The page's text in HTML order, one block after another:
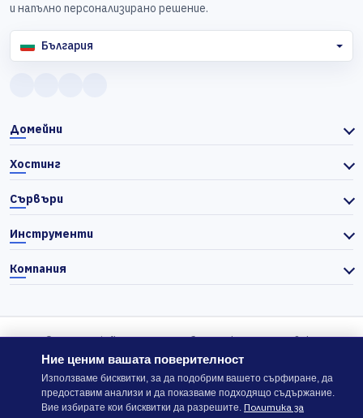
и напълно персонализирано решение.
България
Домейни
Хостинг
Сървъри
Инструменти
Компания
© 2026 Actiefhost. Съгласно българското търговско
законодателство цените в сайта се показват без ДДС, а ДДС се
изчислява отделно при завършване на поръчката, когато е
приложимо.
Ние ценим вашата поверителност
Използваме бисквитки, за да подобрим вашето сърфиране, да
предоставим анализи и да показваме подходящо съдържание.
Вие избирате кои бисквитки да разрешите. Политика за